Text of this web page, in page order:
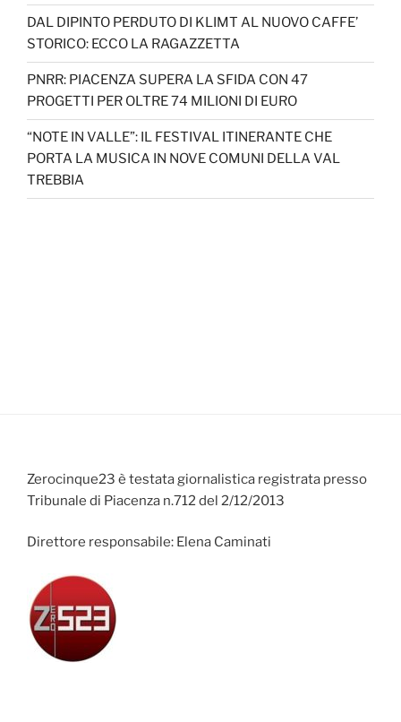
DAL DIPINTO PERDUTO DI KLIMT AL NUOVO CAFFE’
STORICO: ECCO LA RAGAZZETTA
PNRR: PIACENZA SUPERA LA SFIDA CON 47
PROGETTI PER OLTRE 74 MILIONI DI EURO
“NOTE IN VALLE”: IL FESTIVAL ITINERANTE CHE
PORTA LA MUSICA IN NOVE COMUNI DELLA VAL
TREBBIA
Zerocinque23 è testata giornalistica registrata presso
Tribunale di Piacenza n.712 del 2/12/2013
Direttore responsabile: Elena Caminati